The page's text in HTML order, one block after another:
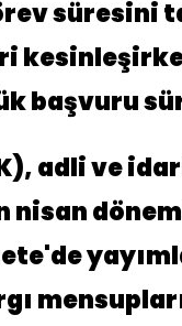
süresini
başvuru
adli ve
nisan